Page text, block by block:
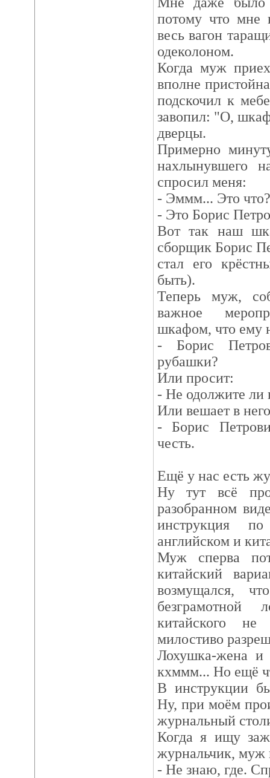
потому что мне
весь вагон
одеколоном.
Когда муж
вполне
подскочил к
завопил: "О,
дверцы.
Примерно
нахлынувшего
спросил меня:
- Эммм... Это что?
- Это Борис
Вот так наш
сборщик Борис
стал его
быть).
Теперь муж,
важное
шкафом, что ему
- Борис
рубашки?
Или просит:
- Не одолжите ли
Или вешает в
- Борис
честь.
Ещё у нас есть
Ну тут всё
разобранном
инструкция
английском и
Муж сперва
китайский
возмущался,
безграмотной
китайского
милостиво
Лохушка-жена и
кхммм... Но ещё
В инструкции
Ну, при моём
журнальный
Когда я ищу
журнальчик, муж
- Не знаю, где.